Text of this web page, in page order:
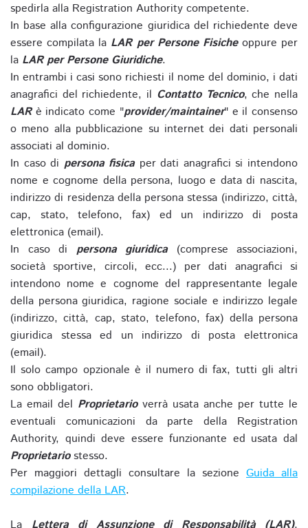
spedirla alla Registration Authority competente.
In base alla configurazione giuridica del richiedente deve
essere compilata la LAR per Persone Fisicheoppure per
la LAR per Persone Giuridiche.
In entrambi i casi sono richiesti il nome del dominio, i dati
anagrafici del richiedente, il Contatto Tecnico, che nella
LARè indicato come "provider/maintainer" e il consenso
o meno alla pubblicazione su internet dei dati personali
associati al dominio.
In caso di persona fisicaper dati anagrafici si intendono
nome e cognome della persona, luogo e data di nascita,
indirizzo di residenza della persona stessa (indirizzo, città,
cap, stato, telefono, fax) ed un indirizzo di posta
elettronica (email).
In caso di persona giuridica(comprese associazioni,
società sportive, circoli, ecc...) per dati anagrafici si
intendono nome e cognome del rappresentante legale
della persona giuridica, ragione sociale e indirizzo legale
(indirizzo, città, cap, stato, telefono, fax) della persona
giuridica stessa ed un indirizzo di posta elettronica
(email).
Il solo campo opzionale è il numero di fax, tutti gli altri
sono obbligatori.
La email del Proprietarioverrà usata anche per tutte le
eventuali comunicazioni da parte della Registration
Authority, quindi deve essere funzionante ed usata dal
Proprietariostesso.
Per maggiori dettagli consultare la sezione Guida alla
compilazione della LAR.